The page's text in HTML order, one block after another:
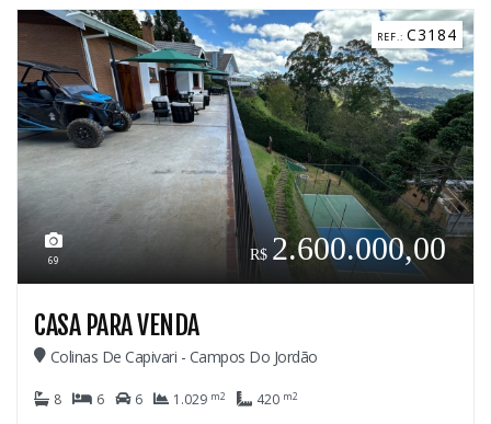
C3184
2.600.000,00
69
CASA PARA VENDA
Colinas De Capivari - Campos Do Jordão
8 6 6 1.029 m2 420 m2